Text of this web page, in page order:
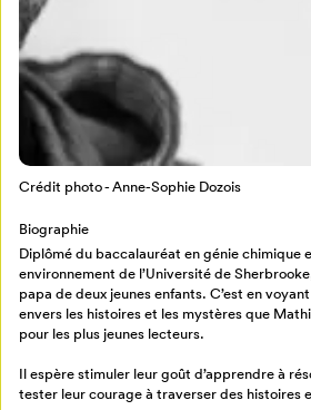
Mon Salon
Programmation
Retour à l’accueil
Crédit photo - Anne-Sophie Dozois
Biographie
Diplômé du baccalauréat en génie chimique
environnement de l’Université de
papa de deux jeunes enfants. C’est en
envers les histoires et les mystères que
pour les plus jeunes lecteurs.
Il espère stimuler leur goût d’apprendre à
tester leur courage à traverser des histoires
Pour enregistrer vos
connectez-vous ou
Créer un profil